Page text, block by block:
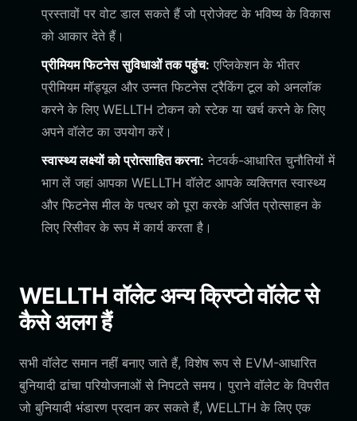
प्रस्तावों पर वोट डाल सकते हैं जो प्रोजेक्ट के भविष्य के विकास
को आकार देते हैं।
प्रीमियम फिटनेस सुविधाओं तक पहुंच: एप्लिकेशन के भीतर
प्रीमियम मॉड्यूल और उन्नत फिटनेस ट्रैकिंग टूल को अनलॉक
करने के लिए WELLTH टोकन को स्टेक या खर्च करने के लिए
अपने वॉलेट का उपयोग करें।
स्वास्थ्य लक्ष्यों को प्रोत्साहित करना: नेटवर्क-आधारित चुनौतियों में
भाग लें जहां आपका WELLTH वॉलेट आपके व्यक्तिगत स्वास्थ्य
और फिटनेस मील के पत्थर को पूरा करके अर्जित प्रोत्साहन के
लिए रिसीवर के रूप में कार्य करता है।
WELLTH वॉलेट अन्य क्रिप्टो वॉलेट से
कैसे अलग हैं
सभी वॉलेट समान नहीं बनाए जाते हैं, विशेष रूप से EVM-आधारित
बुनियादी ढांचा परियोजनाओं से निपटते समय। पुराने वॉलेट के विपरीत
जो बुनियादी भंडारण प्रदान कर सकते हैं, WELLTH के लिए एक